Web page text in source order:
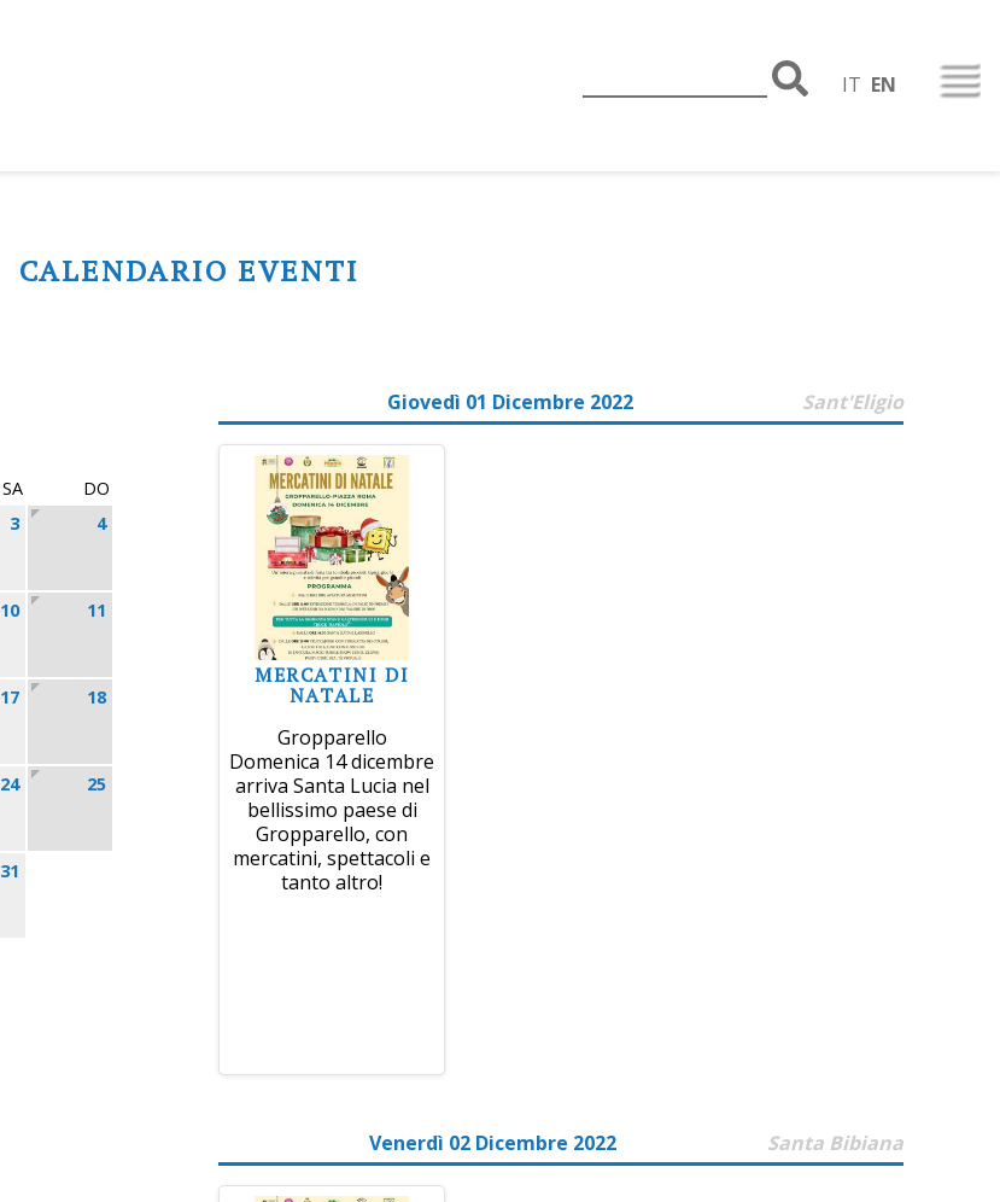
IT EN
CALENDARIO EVENTI
SA
DO
3 4
10 11
17 18
24 25
31
Giovedì 01 Dicembre 2022 Sant'Eligio
MERCATINI DI
NATALE
Gropparello
Domenica 14 dicembre
arriva Santa Lucia nel
bellissimo paese di
Gropparello, con
mercatini, spettacoli e
tanto altro!
Venerdì 02 Dicembre 2022 Santa Bibiana